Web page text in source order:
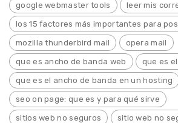
google webmaster tools leer mis
los 15 factores más importantes para
mozilla thunderbird mail opera mail
que es ancho de banda web que es
que es el ancho de banda en un hosting
seo on page: que es y para qué sirve
sitios web no seguros sitio web no